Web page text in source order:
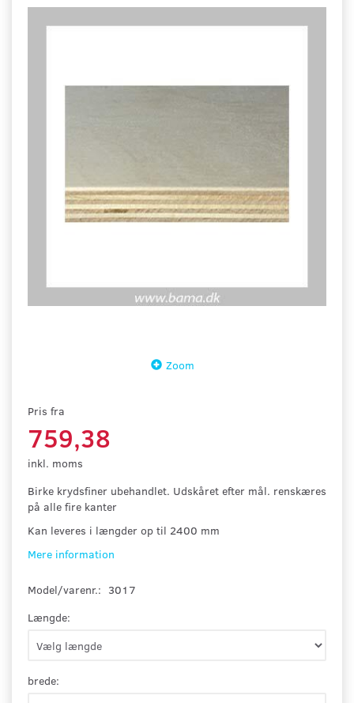
Zoom
Pris fra
759,38
inkl. moms
Birke krydsfiner ubehandlet. Udskåret efter mål. renskæres
på alle fire kanter
Kan leveres i længder op til 2400 mm
Mere information
Model/varenr.: 3017
Længde:
brede: